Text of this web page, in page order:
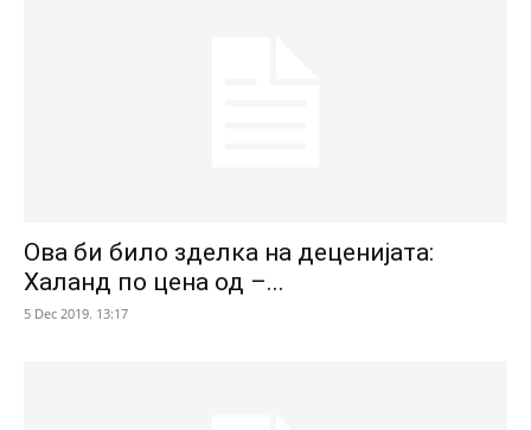
Ова би било зделка на деценијата:
Халанд по цена од –...
5 Dec 2019. 13:17